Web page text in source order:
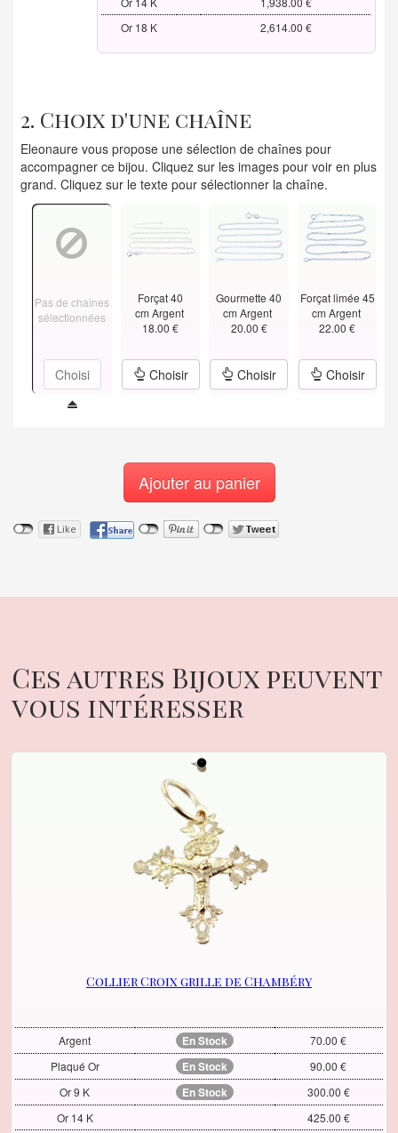
Or 18 K
2,614.00 €
2. Choix d'une chaîne
Eleonaure vous propose une sélection de chaînes pour
accompagner ce bijou. Cliquez sur les images pour voir en plus
grand. Cliquez sur le texte pour sélectionner la chaîne.
Pas de chaînes
sélectionnées
Choisi
Forçat 40
cm Argent
18.00 €
Choisir
Gourmette 40
cm Argent
20.00 €
Choisir
Forçat limée 45
cm Argent
22.00 €
Choisir
Ajouter au panier
Ces autres Bijoux peuvent
vous intéresser
Collier Croix grille de Chambéry
Argent En Stock
70.00 €
Plaqué Or
En Stock
90.00 €
Or 9 K
En Stock
300.00 €
Or 14 K
425.00 €